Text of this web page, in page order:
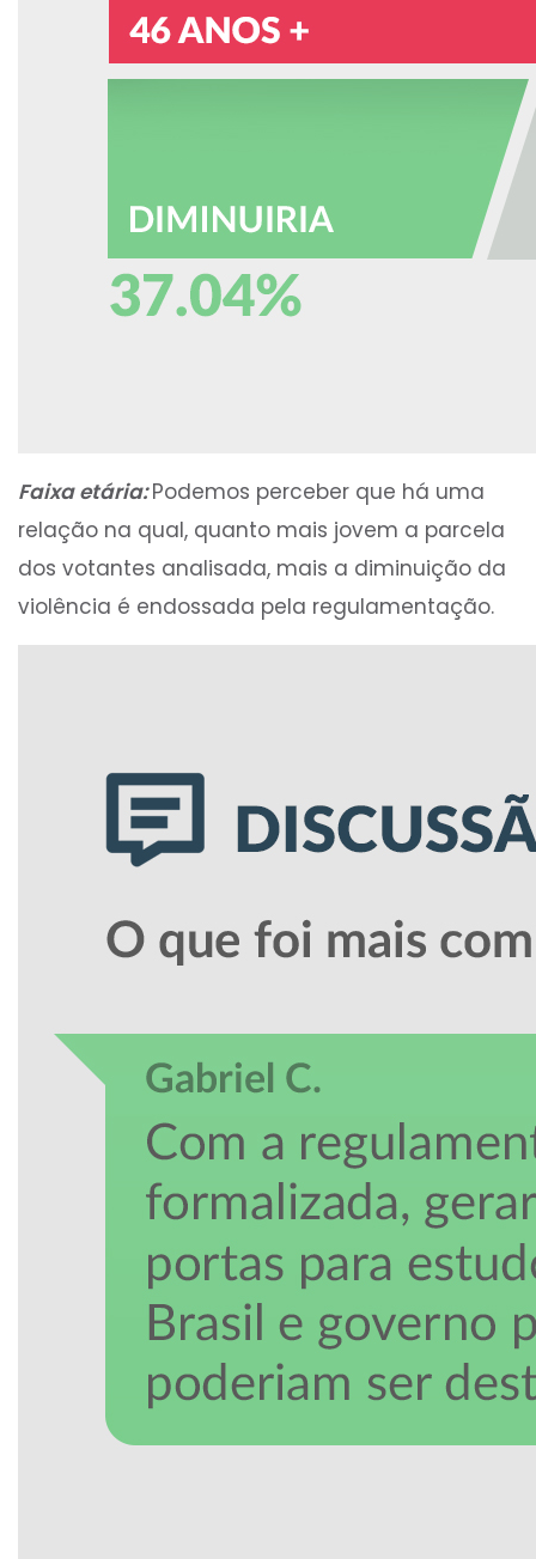
Faixa etária:Podemos perceber que há uma
relação na qual, quanto mais jovem a parcela
dos votantes analisada, mais a diminuição da
violência é endossada pela regulamentação.